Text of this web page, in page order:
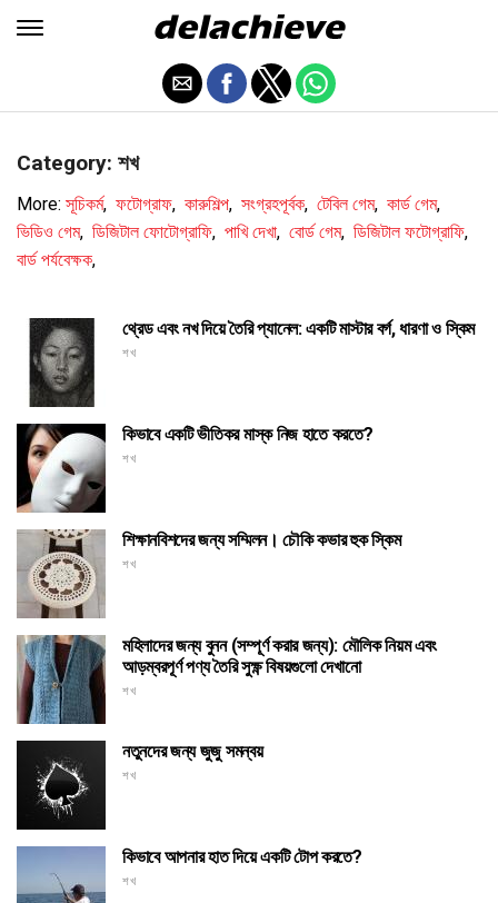
Category: শখ
More: সূচিকর্ম, ফটোগ্রাফ, কারুশিল্প, সংগ্রহপূর্বক, টেবিল গেম, কার্ড গেম,
ভিডিও গেম, ডিজিটাল ফোটোগ্রাফি, পাখি দেখা, বোর্ড গেম, ডিজিটাল ফটোগ্রাফি,
বার্ড পর্যবেক্ষক,
থ্রেড এবং নখ দিয়ে তৈরি প্যানেল: একটি মাস্টার বর্গ, ধারণা ও স্কিম
শখ
কিভাবে একটি ভীতিকর মাস্ক নিজ হাতে করতে?
শখ
শিক্ষানবিশদের জন্য সম্মিলন। চৌকি কভার হুক স্কিম
শখ
মহিলাদের জন্য বুনন (সম্পূর্ণ করার জন্য): মৌলিক নিয়ম এবং
আড়ম্বরপূর্ণ পণ্য তৈরি সুক্ষ্ণ বিষয়গুলো দেখানো
শখ
নতুনদের জন্য জুজু সমন্বয়
শখ
কিভাবে আপনার হাত দিয়ে একটি টোপ করতে?
শখ